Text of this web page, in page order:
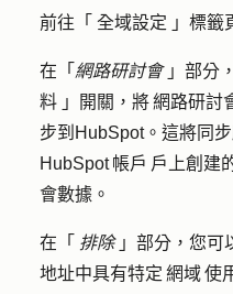
前往「 全域設定 」標籤
在「 網路研討會」部分
料 」開關，將 網路研討
步到HubSpot。這將同
HubSpot 帳戶 戶上創建
會數據。
在「 排除」部分，您可
地址中具有特定 網域 使